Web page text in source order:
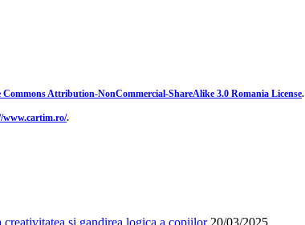
Commons Attribution-NonCommercial-ShareAlike 3.0 Romania License.
www.cartim.ro/.